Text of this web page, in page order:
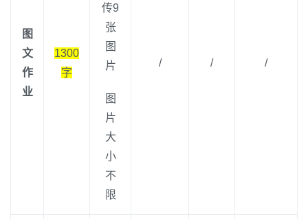
图
文
作
业
1300
字
传9
张
图
片
图
片
大
小
不
限
/ / /